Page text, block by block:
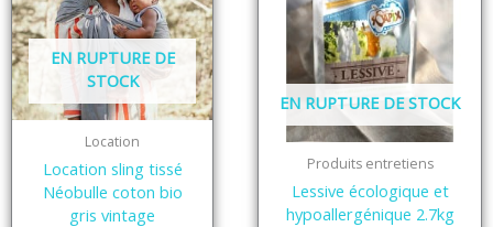
EN RUPTURE DE
STOCK
Location
Location sling tissé
Néobulle coton bio
gris vintage
EN RUPTURE DE STOCK
Produits entretiens
Lessive écologique et
hypoallergénique 2.7kg